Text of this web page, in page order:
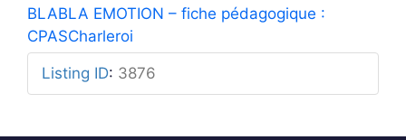
BLABLA EMOTION – fiche pédagogique :
CPASCharleroi
Listing ID: 3876